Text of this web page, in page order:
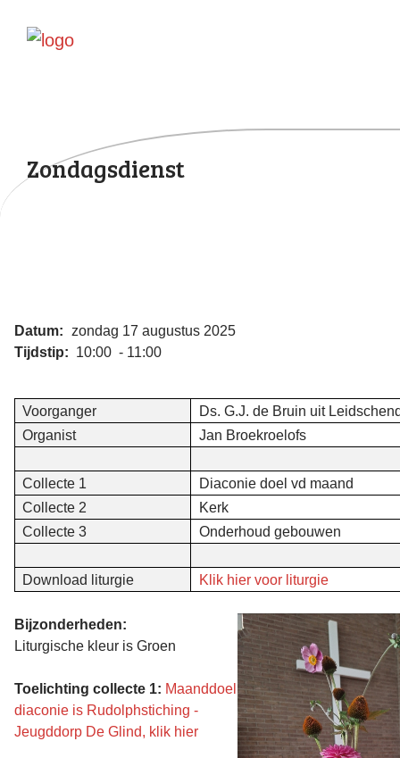
Zondagsdienst
Datum: zondag 17 augustus 2025
Tijdstip: 10:00 - 11:00
Voorganger
Ds. G.J. de Bruin uit
Organist
Jan Broekroelofs
Collecte 1
Diaconie doel vd maand
Collecte 2
Kerk
Collecte 3
Onderhoud gebouwen
Download liturgie Klik hier voor liturgie
Bijzonderheden:
Liturgische kleur is Groen
Toelichting collecte 1: Maanddoel
diaconie is Rudolphstiching -
Jeugddorp De Glind, klik hier